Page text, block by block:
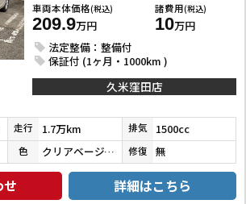
車両本体価格(税込)
209.9万円
諸費用(税込)
10万円
法定整備：整備付
保証付 (1ヶ月・1000km )
久米窪田店
走行 1.7万km 排気 1500cc
色 クリアベージュメタリック 修復 無
せ 詳細はこちら